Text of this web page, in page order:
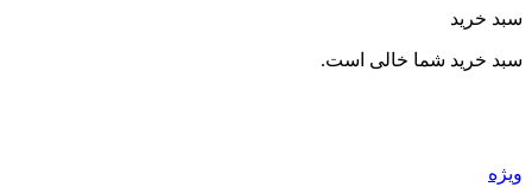
خرید
خرید شما خالی است.